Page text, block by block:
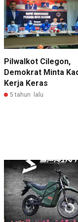
Pilwalkot Cilegon,
Demokrat Minta
Kerja Keras
5 tahun lalu